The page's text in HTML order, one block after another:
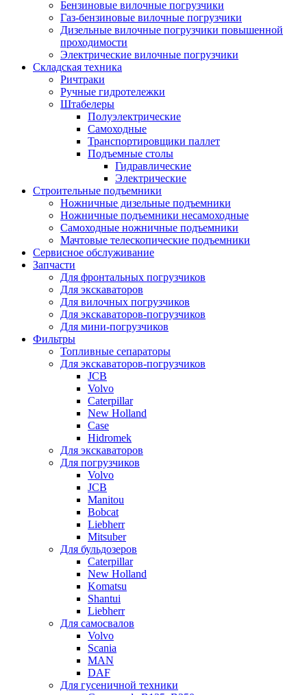
Бензиновые вилочные погрузчики
Газ-бензиновые вилочные погрузчики
Дизельные вилочные погрузчики повышенной
проходимости
Электрические вилочные погрузчики
Складская техника
Ричтраки
Ручные гидротележки
Штабелеры
Полуэлектрические
Самоходные
Транспортировщики паллет
Подъемные столы
Гидравлические
Электрические
Строительные подъемники
Ножничные дизельные подъемники
Ножничные подъемники несамоходные
Самоходные ножничные подъемники
Мачтовые телескопические подъемники
Сервисное обслуживание
Запчасти
Для фронтальных погрузчиков
Для экскаваторов
Для вилочных погрузчиков
Для экскаваторов-погрузчиков
Для мини-погрузчиков
Фильтры
Топливные сепараторы
Для экскаваторов-погрузчиков
JCB
Volvo
Caterpillar
New Holland
Case
Hidromek
Для экскаваторов
Для погрузчиков
Volvo
JCB
Manitou
Bobcat
Liebherr
Mitsuber
Для бульдозеров
Caterpillar
New Holland
Komatsu
Shantui
Liebherr
Для самосвалов
Volvo
Scania
MAN
DAF
Для гусеничной техники